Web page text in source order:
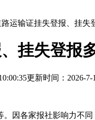
路运输证挂失登报、挂失
挂失登报
更新时间：2026-7-
因各家报社影响力不